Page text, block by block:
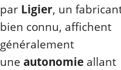
par Ligier, un
bien connu, affichent
généralement
une autonomie allant